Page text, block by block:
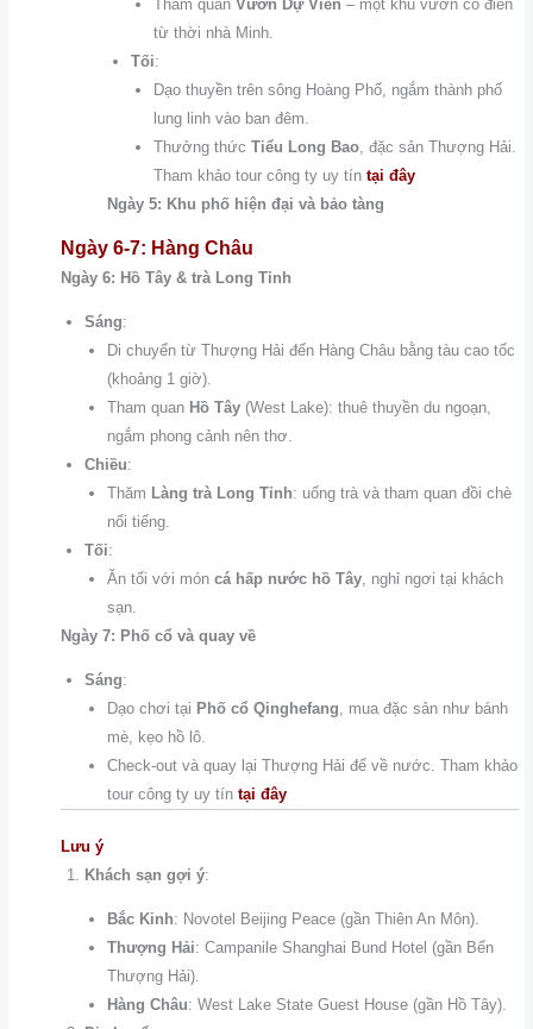
Tham quanVườn Dự Viên – một khu vườn cổ điển
từ thời nhà Minh.
Tối:
Dạo thuyền trên sông Hoàng Phố, ngắm thành phố
lung linh vào ban đêm.
Thưởng thứcTiểu Long Bao , đặc sản Thượng Hải.
Tham khảo tour công ty uy tín tại đây
Ngày 5: Khu phố hiện đại và bảo tàng
Ngày 6-7: Hàng Châu
Ngày 6: Hồ Tây & trà Long Tỉnh
Sáng:
Di chuyển từ Thượng Hải đến Hàng Châu bằng tàu cao tốc
(khoảng 1 giờ).
Tham quan Hồ Tây (West Lake): thuê thuyền du ngoạn,
ngắm phong cảnh nên thơ.
Chiều:
Thăm Làng trà Long Tỉnh: uống trà và tham quan đồi chè
nổi tiếng.
Tối:
Ăn tối với móncá hấp nước hồ Tây , nghỉ ngơi tại khách
sạn.
Ngày 7: Phố cổ và quay về
Sáng:
Dạo chơi tại Phố cổ Qinghefang , mua đặc sản như bánh
mè, kẹo hồ lô.
Check-out và quay lại Thượng Hải để về nước. Tham khảo
tour công ty uy tín tại đây
Lưu ý
Khách sạn gợi ý:
Bắc Kinh: Novotel Beijing Peace (gần Thiên An Môn).
Thượng Hải: Campanile Shanghai Bund Hotel (gần Bến
Thượng Hải).
Hàng Châu: West Lake State Guest House (gần Hồ Tây).